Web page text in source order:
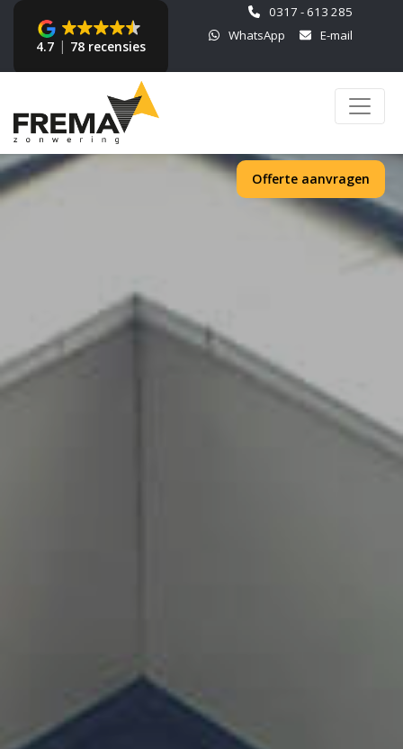
4.7 78 recensies
0317 - 613 285
WhatsApp
E-mail
Offerte aanvragen